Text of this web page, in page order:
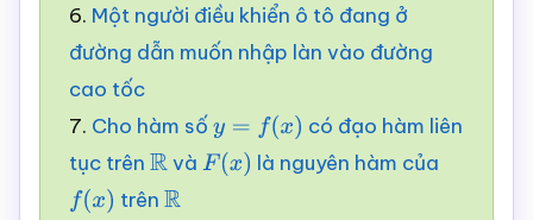
6. Một người điều khiển ô tô đang ở
đường dẫn muốn nhập làn vào đường
cao tốc
7. Cho hàm số y =f( x)
có đạo hàm liên
tục trên Rvà F(x) là nguyên hàm của
f(x) trên R